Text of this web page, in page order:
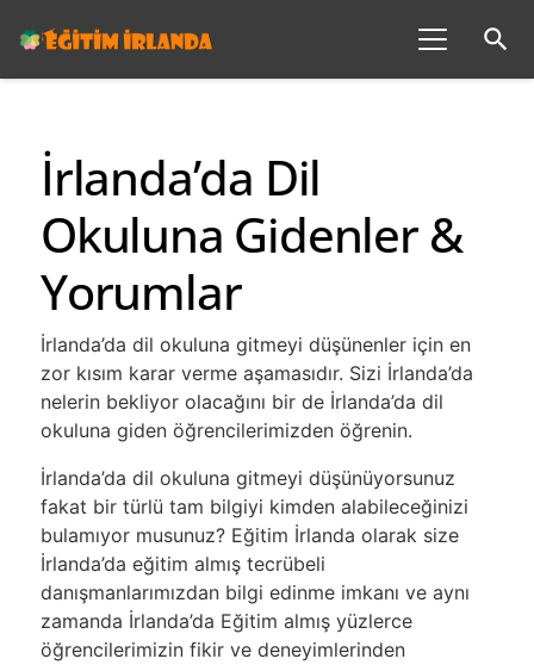
search
İrlanda’da Dil
Okuluna Gidenler &
Yorumlar
İrlanda’da dil okuluna gitmeyi düşünenler için en
zor kısım karar verme aşamasıdır. Sizi İrlanda’da
nelerin bekliyor olacağını bir de İrlanda’da dil
okuluna giden öğrencilerimizden öğrenin.
İrlanda’da dil okuluna gitmeyi düşünüyorsunuz
fakat bir türlü tam bilgiyi kimden alabileceğinizi
bulamıyor musunuz? Eğitim İrlanda olarak size
İrlanda’da eğitim almış tecrübeli
danışmanlarımızdan bilgi edinme imkanı ve aynı
zamanda İrlanda’da Eğitim almış yüzlerce
öğrencilerimizin fikir ve deneyimlerinden